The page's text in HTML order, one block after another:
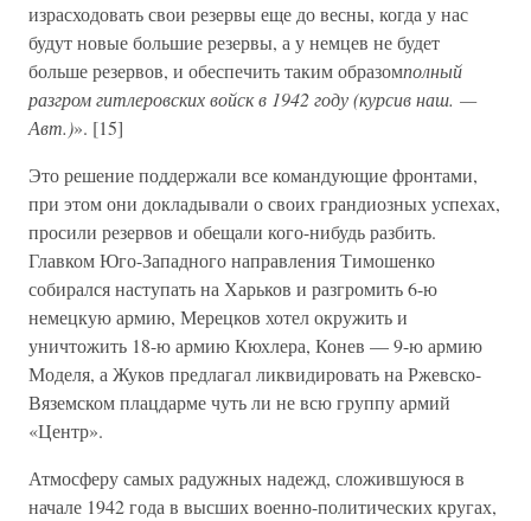
израсходовать свои резервы еще до весны, когда у нас
будут новые большие резервы, а у немцев не будет
больше резервов, и обеспечить таким образомполный
разгром гитлеровских войск в 1942 году (курсив наш. —
Авт.)». [15]
Это решение поддержали все командующие фронтами,
при этом они докладывали о своих грандиозных успехах,
просили резервов и обещали кого-нибудь разбить.
Главком Юго-Западного направления Тимошенко
собирался наступать на Харьков и разгромить 6-ю
немецкую армию, Мерецков хотел окружить и
уничтожить 18-ю армию Кюхлера, Конев — 9-ю армию
Моделя, а Жуков предлагал ликвидировать на Ржевско-
Вяземском плацдарме чуть ли не всю группу армий
«Центр».
Атмосферу самых радужных надежд, сложившуюся в
начале 1942 года в высших военно-политических кругах,